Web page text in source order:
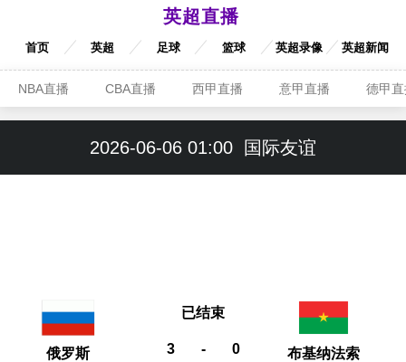
英超直播
首页 英超 足球 篮球 英超录像 英超新闻
NBA直播 CBA直播 西甲直播 意甲直播 德甲
2026-06-06 01:00 国际友谊
俄罗斯 3 - 0
已结束
布基纳法索